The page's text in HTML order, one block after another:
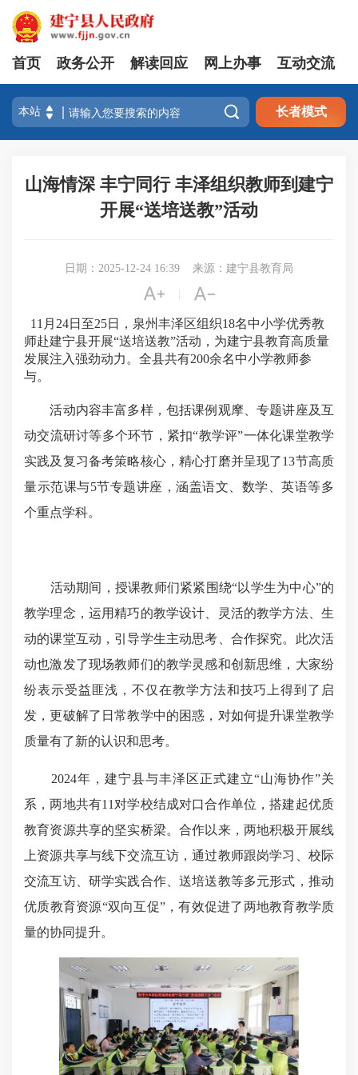
首页 政务公开 解读回应 网上办事 互动交流
 长者模式
山海情深 丰宁同行 丰泽组织教师到建宁
开展“送培送教”活动
日期：2025-12-24 16:39 来源：建宁县教育局
 
11月24日至25日，泉州丰泽区组织18名中小学优秀教
师赴建宁县开展“送培送教”活动，为建宁县教育高质量
发展注入强劲动力。全县共有200余名中小学教师参
与。
活动内容丰富多样，包括课例观摩、专题讲座及互
动交流研讨等多个环节，紧扣“教学评”一体化课堂教学
实践及复习备考策略核心，精心打磨并呈现了13节高质
量示范课与5节专题讲座，涵盖语文、数学、英语等多
个重点学科。
活动期间，授课教师们紧紧围绕“以学生为中心”的
教学理念，运用精巧的教学设计、灵活的教学方法、生
动的课堂互动，引导学生主动思考、合作探究。此次活
动也激发了现场教师们的教学灵感和创新思维，大家纷
纷表示受益匪浅，不仅在教学方法和技巧上得到了启
发，更破解了日常教学中的困惑，对如何提升课堂教学
质量有了新的认识和思考。
2024年，建宁县与丰泽区正式建立“山海协作”关
系，两地共有11对学校结成对口合作单位，搭建起优质
教育资源共享的坚实桥梁。合作以来，两地积极开展线
上资源共享与线下交流互访，通过教师跟岗学习、校际
交流互访、研学实践合作、送培送教等多元形式，推动
优质教育资源“双向互促”，有效促进了两地教育教学质
量的协同提升。